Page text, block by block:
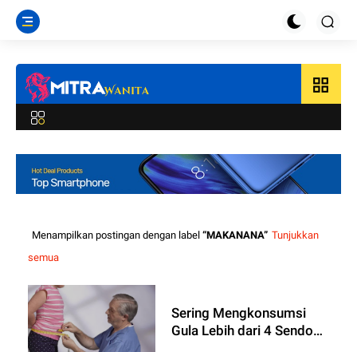
grid_view
Menampilkan postingan dengan label MAKANANA
Tunjukkan
semua
Sering Mengkonsumsi
Gula Lebih dari 4 Sendok